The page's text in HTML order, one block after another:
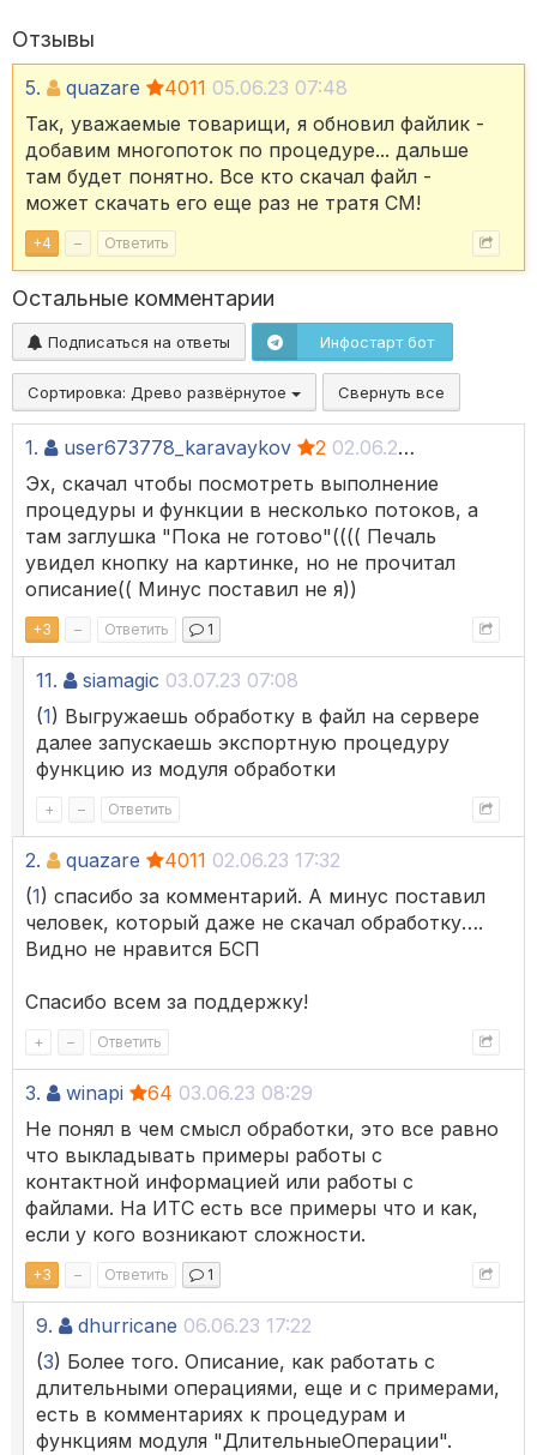
Отзывы
5. quazare 4011 05.06.23 07:48
Так, уважаемые товарищи, я обновил файлик -
добавим многопоток по процедуре... дальше
там будет понятно. Все кто скачал файл -
может скачать его еще раз не тратя СМ!
+4 – Ответить
Остальные комментарии
Подписаться на ответы Инфостарт бот
Сортировка: Древо развёрнутое Свернуть все
1. user673778_karavaykov 2 02.06.23 17:07
Эх, скачал чтобы посмотреть выполнение
процедуры и функции в несколько потоков, а
там заглушка "Пока не готово"(((( Печаль
увидел кнопку на картинке, но не прочитал
описание(( Минус поставил не я))
+3 – Ответить 1
11. siamagic 03.07.23 07:08
(1) Выгружаешь обработку в файл на сервере
далее запускаешь экспортную процедуру
функцию из модуля обработки
+ – Ответить
2. quazare 4011 02.06.23 17:32
(1) спасибо за комментарий. А минус поставил
человек, который даже не скачал обработку….
Видно не нравится БСП
Спасибо всем за поддержку!
+ – Ответить
3. winapi 64 03.06.23 08:29
Не понял в чем смысл обработки, это все равно
что выкладывать примеры работы с
контактной информацией или работы с
файлами. На ИТС есть все примеры что и как,
если у кого возникают сложности.
+3 – Ответить 1
9. dhurricane 06.06.23 17:22
(3) Более того. Описание, как работать с
длительными операциями, еще и с примерами,
есть в комментариях к процедурам и
функциям модуля "ДлительныеОперации".